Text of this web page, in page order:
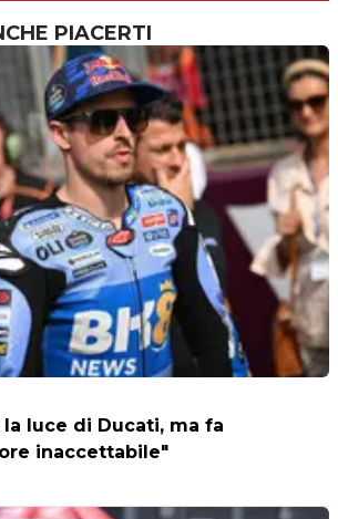
PIACERTI
luce di Ducati, ma fa
inaccettabile"